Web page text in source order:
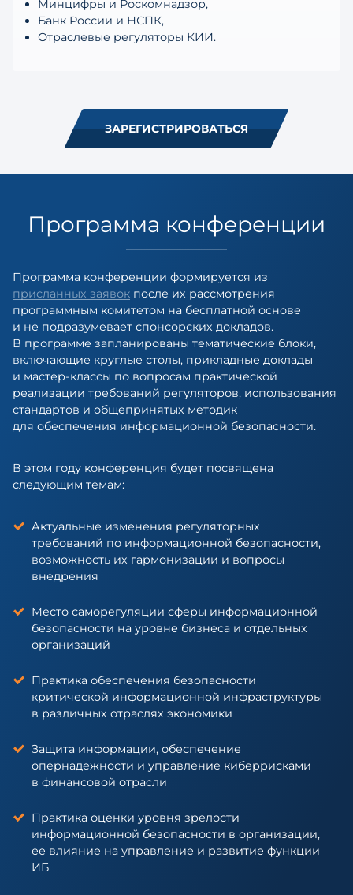
Минцифры и Роскомнадзор,
Банк России и НСПК,
Отраслевые регуляторы КИИ.
ЗАРЕГИСТРИРОВАТЬСЯ
Программа конференции
Программа конференции формируется из
присланных заявок после их рассмотрения
программным комитетом на бесплатной основе
и не подразумевает спонсорских докладов.
В программе запланированы тематические блоки,
включающие круглые столы, прикладные доклады
и мастер-классы по вопросам практической
реализации требований регуляторов, использования
стандартов и общепринятых методик
для обеспечения информационной безопасности.
В этом году конференция будет посвящена
следующим темам:
Актуальные изменения регуляторных
требований по информационной безопасности,
возможность их гармонизации и вопросы
внедрения
Место саморегуляции сферы информационной
безопасности на уровне бизнеса и отдельных
организаций
Практика обеспечения безопасности
критической информационной инфраструктуры
в различных отраслях экономики
Защита информации, обеспечение
опернадежности и управление киберрисками
в финансовой отрасли
Практика оценки уровня зрелости
информационной безопасности в организации,
ее влияние на управление и развитие функции
ИБ